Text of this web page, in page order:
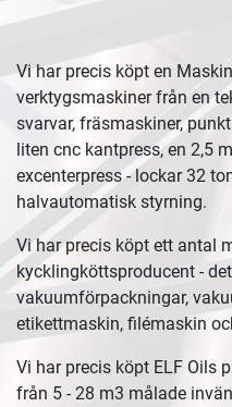
Vi har precis köpt en
verktygsmaskiner från en
svarvar, fräsmaskiner,
liten cnc kantpress, en 2,5
excenterpress - lockar 32
halvautomatisk styrning.
Vi har precis köpt ett antal
kycklingköttsproducent -
vakuumförpackningar,
etikettmaskin, filémaskin
Vi har precis köpt ELF Oils
från 5 - 28 m3 målade